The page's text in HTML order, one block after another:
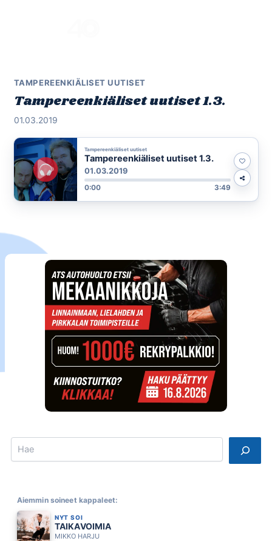
TAMPEREENKIÄLISET UUTISET
Tampereenkiäliset uutiset 1.3.
01.03.2019
Tampereenkiäliset uutiset
Tampereenkiäliset uutiset 1.3.
01.03.2019
0:00 3:49
Search
Aiemmin soineet kappaleet:
NYT SOI
TAIKAVOIMIA
MIKKO HARJU